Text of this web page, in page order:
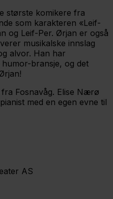
største komikere fra
som karakteren «Leif-
og Leif-Per. Ørjan er også
musikalske innslag
alvor. Han har
bransje, og det
fra Fosnavåg. Elise Nærø
med en egen evne til
AS